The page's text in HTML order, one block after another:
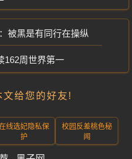
被黑是有同行在操纵
162周世界第一
文给您的好友!
线选妃隐私保
护
校园反差桃色秘
闻